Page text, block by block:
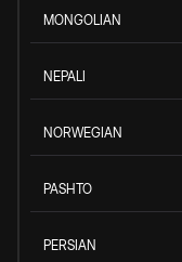
MONGOLIAN
NEPALI
NORWEGIAN
PASHTO
PERSIAN